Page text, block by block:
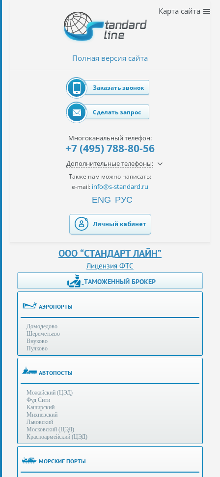
автомобилей
Получение
ЭЦП
за
сутки
услуги
Опыт
оформления
рекомендует
Таможенные
процедуры
(особенности):
Полезная
информация
Полная версия сайта
Карта сайта
Заказать звонок
Сделать запрос
Многоканальный телефон:
+7 (495) 788-80-56
Дополнительные телефоны:
Также нам можно написать:
e-mail: info@s-standard.ru
ENG РУС
Личный кабинет
ООО “СТАНДАРТ ЛАЙН”
Лицензия ФТС
ТАМОЖЕННЫЙ БРОКЕР
АЭРОПОРТЫ
Домодедово
Шереметьево
Внуково
Пулково
АВТОПОСТЫ
Можайский (ЦЭД)
Фуд Сити
Каширский
Михневский
Львовский
Московский (ЦЭД)
Красноармейский (ЦЭД)
МОРСКИЕ ПОРТЫ